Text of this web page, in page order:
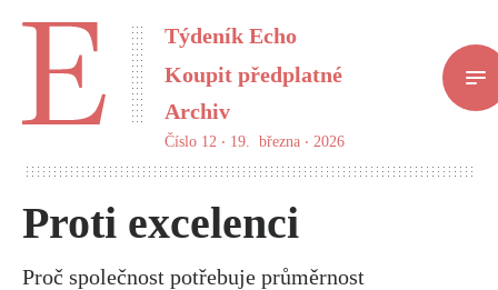
Týdeník Echo
Koupit předplatné
Archiv
Číslo 12 ‧ 19. března ‧ 2026
Proti excelenci
Proč společnost potřebuje průměrnost